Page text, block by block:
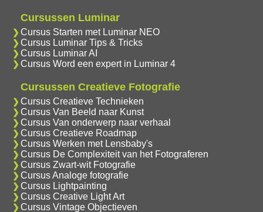
Cursussen Luminar
Cursus Starten met Luminar NEO
Cursus Luminar Tips & Tricks
Cursus Luminar AI
Cursus Word een expert in Luminar 4
Cursussen Creatieve Fotografie
Cursus Creatieve Technieken
Cursus Van Beeld naar Kunst
Cursus Van onderwerp naar verhaal
Cursus Creatieve Roadmap
Cursus Werken met Lensbaby's
Cursus De Complexiteit van het Fotograferen
Cursus Zwart-wit Fotografie
Cursus Analoge fotografie
Cursus Lightpainting
Cursus Creative Light Art
Cursus Vintage Objectieven